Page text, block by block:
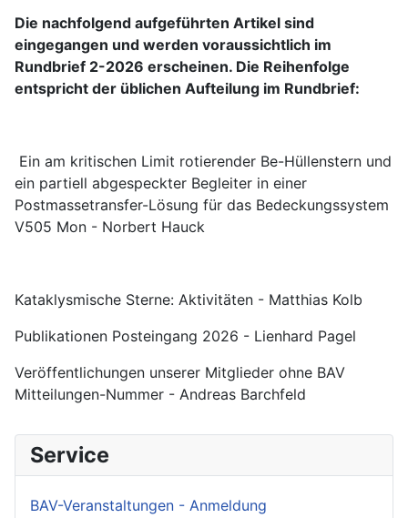
Die nachfolgend aufgeführten Artikel sind
eingegangen und werden voraussichtlich im
Rundbrief 2-2026 erscheinen. Die Reihenfolge
entspricht der üblichen Aufteilung im Rundbrief:
Ein am kritischen Limit rotierender Be-Hüllenstern und
ein partiell abgespeckter Begleiter in einer
Postmassetransfer-Lösung für das Bedeckungssystem
V505 Mon - Norbert Hauck
Kataklysmische Sterne: Aktivitäten - Matthias Kolb
Publikationen Posteingang 2026 - Lienhard Pagel
Veröffentlichungen unserer Mitglieder ohne BAV
Mitteilungen-Nummer - Andreas Barchfeld
Service
BAV-Veranstaltungen - Anmeldung